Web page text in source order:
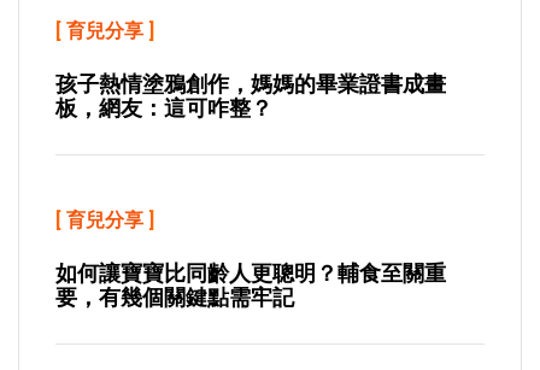
[ 育兒分享 ]
孩子熱情塗鴉創作，媽媽的畢業證書成畫
板，網友：這可咋整？
[ 育兒分享 ]
如何讓寶寶比同齡人更聰明？輔食至關重
要，有幾個關鍵點需牢記